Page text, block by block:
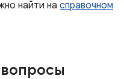
найти на справочном